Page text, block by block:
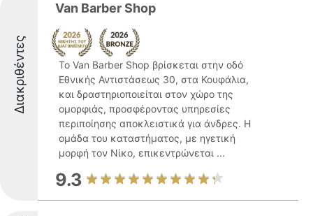
Διακριθέντες
Van Barber Shop
Το Van Barber Shop βρίσκεται στην οδό
Εθνικής Αντιστάσεως 30, στα Κουφάλια,
και δραστηριοποιείται στον χώρο της
ομορφιάς, προσφέροντας υπηρεσίες
περιποίησης αποκλειστικά για άνδρες. Η
ομάδα του καταστήματος, με ηγετική
μορφή τον Νίκο, επικεντρώνεται ...
9.3